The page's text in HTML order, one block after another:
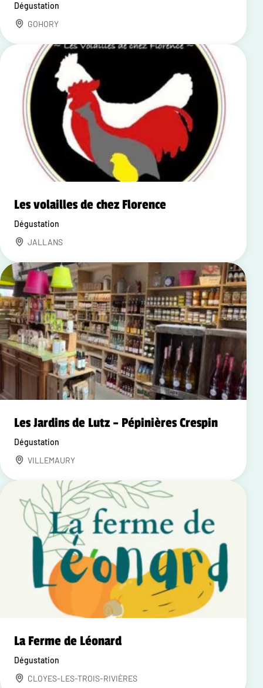
Dégustation
GOHORY
Les volailles de chez Florence
Dégustation
JALLANS
Les Jardins de Lutz – Pépinières Crespin
Dégustation
VILLEMAURY
La Ferme de Léonard
Dégustation
CLOYES-LES-TROIS-RIVIÈRES